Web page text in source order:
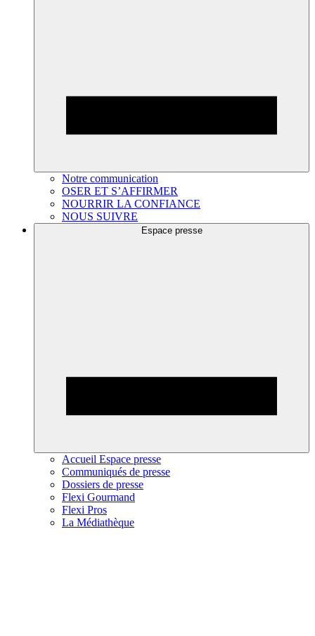
Notre communication
OSER ET S’AFFIRMER
NOURRIR LA CONFIANCE
NOUS SUIVRE
Espace presse
Accueil Espace presse
Communiqués de presse
Dossiers de presse
Flexi Gourmand
Flexi Pros
La Médiathèque